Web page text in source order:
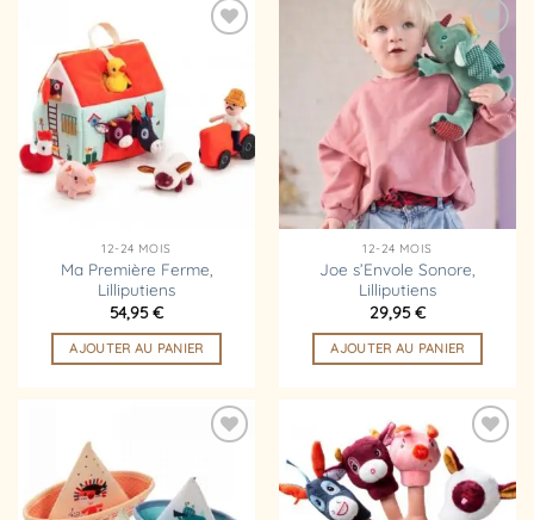
liste
d’envies
12-24 MOIS
Ma Première Ferme,
Lilliputiens
54,95€
AJOUTER AU PANIER
Ajouter
à la
liste
d’envies
12-24 MOIS
Joe s’Envole Sonore,
Lilliputiens
29,95€
AJOUTER AU PANIER
d’envies
Ajouter
à la
liste
d’envies